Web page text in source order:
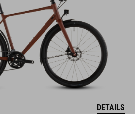
DETAILS